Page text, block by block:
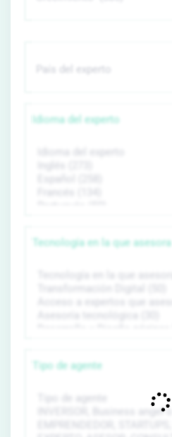
Idioma del experto
Tecnología en la que asesora
Tipo de agente